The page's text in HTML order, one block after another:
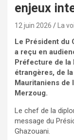
enjeux
12 juin 2026 La
Le Président du
a reçu en
Préfecture de la
étrangères, de
Mauritaniens de
Merzoug.
Le chef de la
message du
Ghazouani.